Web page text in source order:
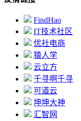
FindHao
IT技术社区
优社电商
猿人学
云立方
千寻啊千寻
可道云
坤坤大神
汇智网